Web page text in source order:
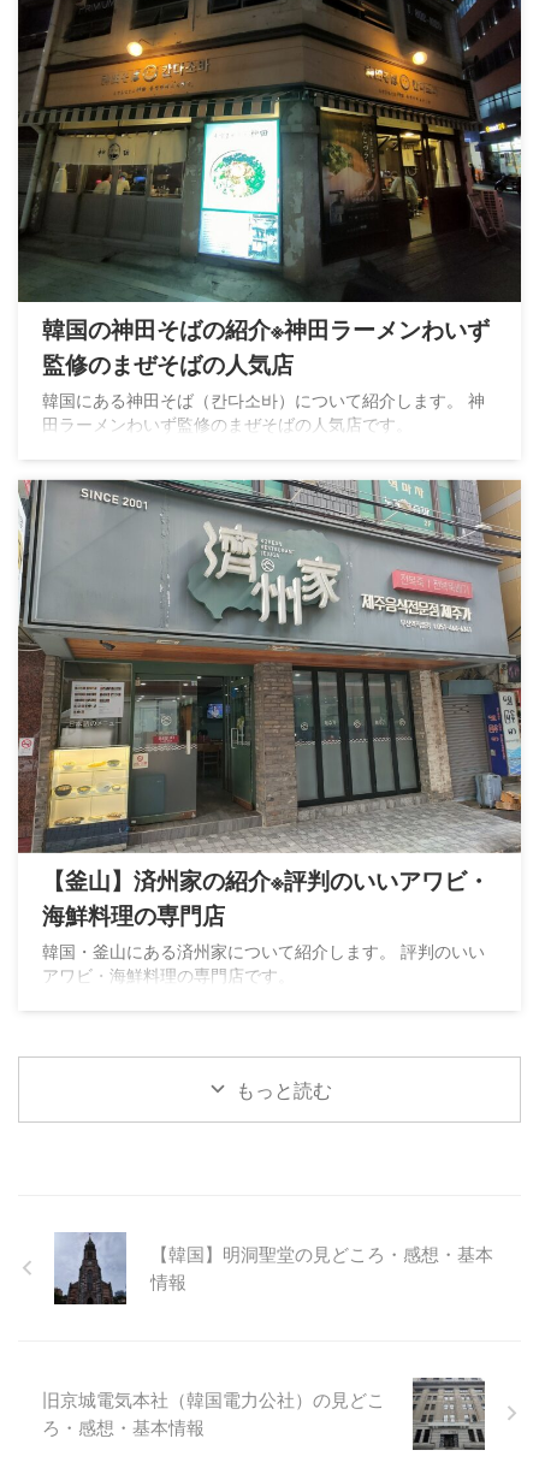
韓国の神田そばの紹介※神田ラーメンわいず
監修のまぜそばの人気店
韓国にある神田そば（칸다소바）について紹介します。 神
田ラーメンわいず監修のまぜそばの人気店です。
【釜山】済州家の紹介※評判のいいアワビ・
海鮮料理の専門店
韓国・釜山にある済州家について紹介します。 評判のいい
アワビ・海鮮料理の専門店です。
もっと読む
【韓国】明洞聖堂の見どころ・感想・基本
情報
旧京城電気本社（韓国電力公社）の見どこ
ろ・感想・基本情報